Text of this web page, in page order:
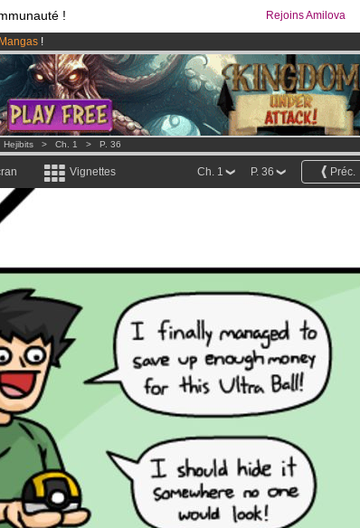
! Rejoins Amilova
!
!.
eurospar mois !Clique ici pour t'abonner
Hejibits > Ch. 1 > P. 36
Vignettes Préc.
P. 36
Ch. 1